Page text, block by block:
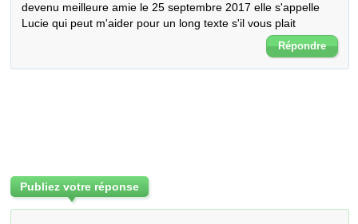
devenu meilleure amie le 25 septembre 2017 elle s'appelle
Lucie qui peut m'aider pour un long texte s'il vous plait
Répondre
Publiez votre réponse